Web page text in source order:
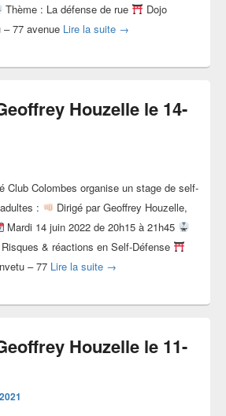
Thème : La défense de rue
Dojo
– 77 avenue Lire la suite Stage avec Geoffrey
→
Houzelle le 14-
Club Colombes organise un stage de self-
:
Dirigé par Geoffrey Houzelle,
Mardi 14 juin 2022 de 20h15 à 21h45
& réactions en Self-Défense
– 77 Lire la suite Stage avec Geoffrey
→
Houzelle le 11-